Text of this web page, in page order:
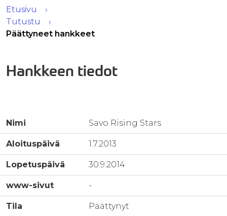
Etusivu
Tutustu
Päättyneet hankkeet
Hankkeen tiedot
Nimi Savo Rising Stars
Aloituspäivä 1.7.2013
Lopetuspäivä 30.9.2014
www-sivut -
Tila Päättynyt